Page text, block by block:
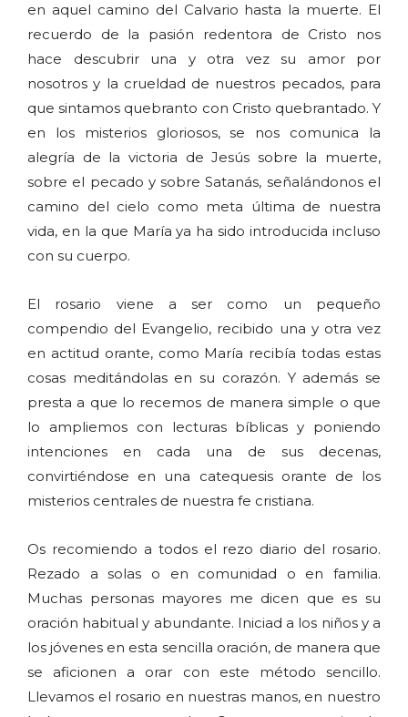
en aquel camino del Calvario hasta la muerte. El
recuerdo de la pasión redentora de Cristo nos
hace descubrir una y otra vez su amor por
nosotros y la crueldad de nuestros pecados, para
que sintamos quebranto con Cristo quebrantado. Y
en los misterios gloriosos, se nos comunica la
alegría de la victoria de Jesús sobre la muerte,
sobre el pecado y sobre Satanás, señalándonos el
camino del cielo como meta última de nuestra
vida, en la que María ya ha sido introducida incluso
con su cuerpo.
El rosario viene a ser como un pequeño
compendio del Evangelio, recibido una y otra vez
en actitud orante, como María recibía todas estas
cosas meditándolas en su corazón. Y además se
presta a que lo recemos de manera simple o que
lo ampliemos con lecturas bíblicas y poniendo
intenciones en cada una de sus decenas,
convirtiéndose en una catequesis orante de los
misterios centrales de nuestra fe cristiana.
Os recomiendo a todos el rezo diario del rosario.
Rezado a solas o en comunidad o en familia.
Muchas personas mayores me dicen que es su
oración habitual y abundante. Iniciad a los niños y a
los jóvenes en esta sencilla oración, de manera que
se aficionen a orar con este método sencillo.
Llevamos el rosario en nuestras manos, en nuestro